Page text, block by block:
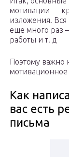
мотивации —
изложения. Вся
еще много раз
работы и т. д
Поэтому важно
мотивационное
Как
вас есть
письма